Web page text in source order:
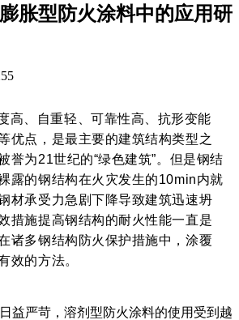
胀型防火涂料中的应用研
高、自重轻、可靠性高、抗形变能
优点，是最主要的建筑结构类型之
誉为21世纪的“绿色建筑”。但是钢结
露的钢结构在火灾发生的10min内就
材承受力急剧下降导致建筑迅速坍
措施提高钢结构的耐火性能一直是
诸多钢结构防火保护措施中，涂覆
效的方法。
益严苛，溶剂型防火涂料的使用受到越